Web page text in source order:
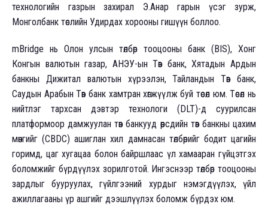
технологийн газрын захирал Э.Анар гарын үсэг зурж,
Монголбанк төслийн Удирдах хорооны гишүүн боллоо.
mBridge нь Олон улсын төлбөр тооцооны банк (BIS), Хонг
Конгын валютын газар, АНЭУ-ын Төв банк, Хятадын Ардын
банкны Дижитал валютын хүрээлэн, Тайландын Төв банк,
Саудын Арабын Төв банк хамтран хөгжүүлж буй төсөл юм. Төсөл нь
нийтлэг тархсан дэвтэр технологи (DLT)-д суурилсан
платформоор дамжуулан төв банкууд өөрсдийн төв банкны цахим
мөнгийг (CBDC) ашиглан хил дамнасан төлбөрийг бодит цагийн
горимд, цаг хугацаа болон байршлаас үл хамааран гүйцэтгэх
боломжийг бүрдүүлэх зорилготой. Ингэснээр төлбөр тооцооны
зардлыг бууруулах, гүйлгээний хурдыг нэмэгдүүлэх, үйл
ажиллагааны үр ашгийг дээшлүүлэх боломж бүрдэх юм.